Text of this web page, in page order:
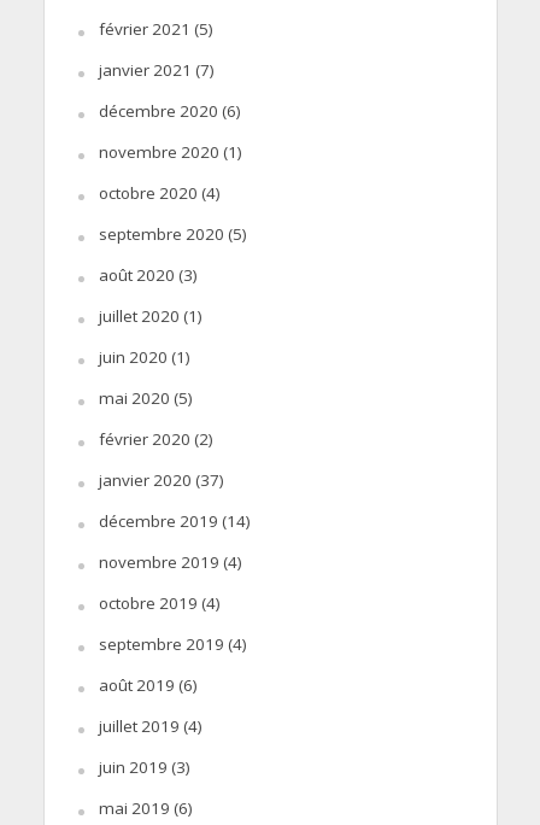
février 2021 (5)
janvier 2021 (7)
décembre 2020 (6)
novembre 2020 (1)
octobre 2020 (4)
septembre 2020 (5)
août 2020 (3)
juillet 2020 (1)
juin 2020 (1)
mai 2020 (5)
février 2020 (2)
janvier 2020 (37)
décembre 2019 (14)
novembre 2019 (4)
octobre 2019 (4)
septembre 2019 (4)
août 2019 (6)
juillet 2019 (4)
juin 2019 (3)
mai 2019 (6)